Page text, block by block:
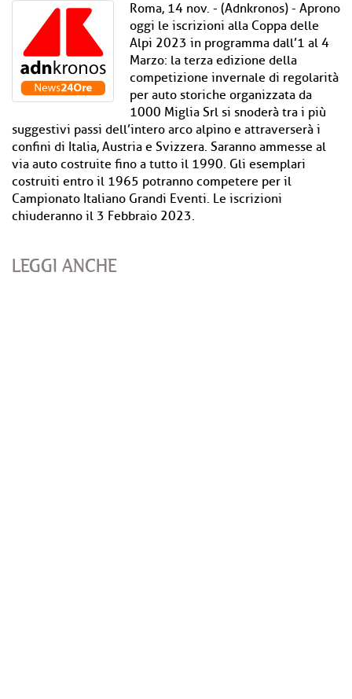
Roma, 14 nov. - (Adnkronos) - Aprono
oggi le iscrizioni alla Coppa delle
Alpi 2023 in programma dall’1 al 4
Marzo: la terza edizione della
competizione invernale di regolarità
per auto storiche organizzata da
1000 Miglia Srl si snoderà tra i più
suggestivi passi dell’intero arco alpino e attraverserà i
confini di Italia, Austria e Svizzera. Saranno ammesse al
via auto costruite fino a tutto il 1990. Gli esemplari
costruiti entro il 1965 potranno competere per il
Campionato Italiano Grandi Eventi. Le iscrizioni
chiuderanno il 3 Febbraio 2023.
LEGGI ANCHE